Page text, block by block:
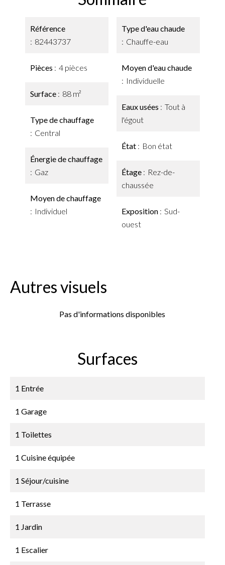
Référence
82443737
Pièces 4 pièces
Surface 88 m²
Type de chauffage
Central
Énergie de chauffage
Gaz
Moyen de chauffage
Individuel
Type d'eau chaude
Chauffe-eau
Moyen d'eau chaude
Individuelle
Eaux usées
Tout à
l'égout
État Bon état
Étage
Rez-de-
chaussée
Exposition
Sud-
ouest
Autres visuels
Pas d'informations disponibles
Surfaces
1 Entrée
1 Garage
1 Toilettes
1 Cuisine équipée
1 Séjour/cuisine
1 Terrasse
1 Jardin
1 Escalier